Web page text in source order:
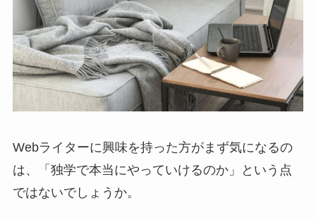
Webライターに興味を持った方がまず気になるの
は、「独学で本当にやっていけるのか」という点
ではないでしょうか。